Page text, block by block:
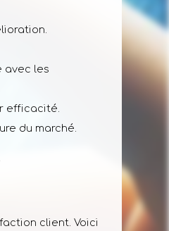
avec les
efficacité.
du marché.
client. Voici